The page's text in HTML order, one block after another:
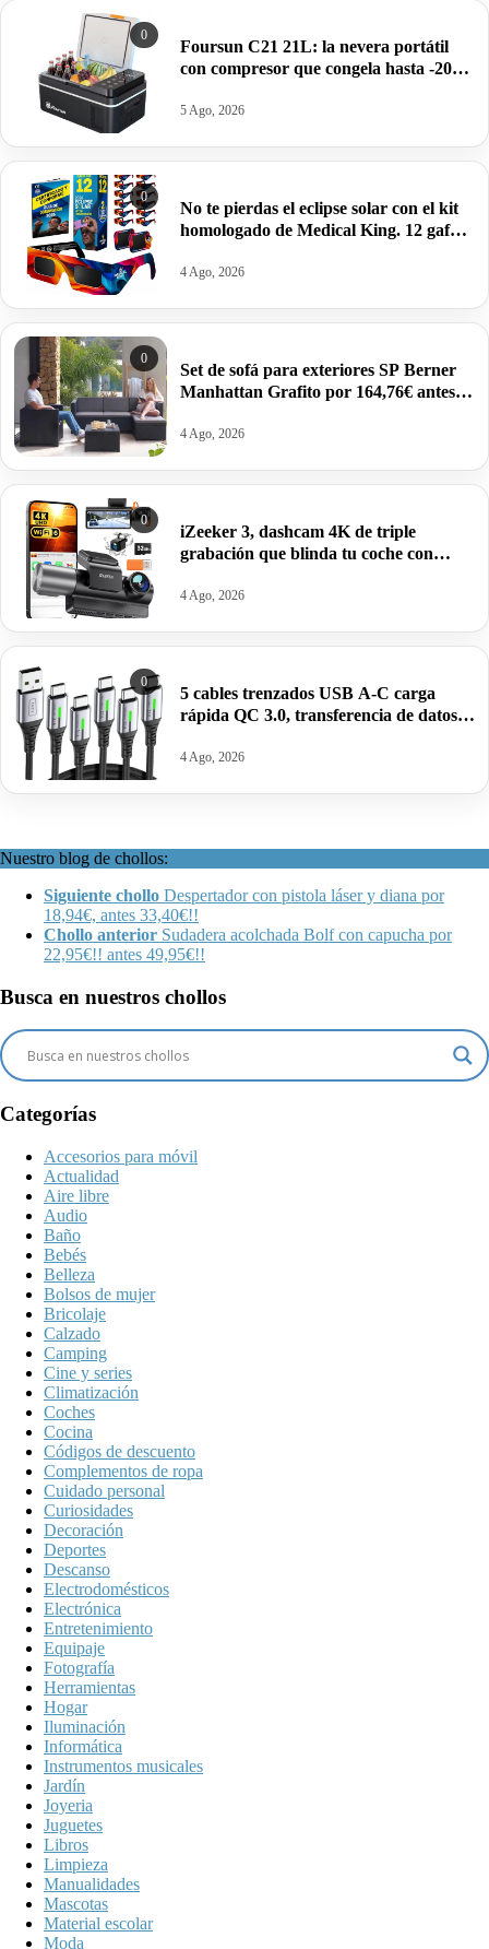
0
Foursun C21 21L: la nevera portátil
con compresor que congela hasta -20
5 Ago, 2026
0
No te pierdas el eclipse solar con el kit
homologado de Medical King. 12 gafas
4 Ago, 2026
0
Set de sofá para exteriores SP Berner
Manhattan Grafito por 164,76€ antes
4 Ago, 2026
0
iZeeker 3, dashcam 4K de triple
grabación que blinda tu coche con
99,99€.
4 Ago, 2026
0
5 cables trenzados USB A-C carga
rápida QC 3.0, transferencia de datos a
4 Ago, 2026
Nuestro blog de chollos:
Siguiente chollo Despertador con pistola láser y diana por
18,94€, antes 33,40€!!
Chollo anterior Sudadera acolchada Bolf con capucha por
22,95€!! antes 49,95€!!
Busca en nuestros chollos
Categorías
Accesorios para móvil
Actualidad
Aire libre
Audio
Baño
Bebés
Belleza
Bolsos de mujer
Bricolaje
Calzado
Camping
Cine y series
Climatización
Coches
Cocina
Códigos de descuento
Complementos de ropa
Cuidado personal
Curiosidades
Decoración
Deportes
Descanso
Electrodomésticos
Electrónica
Entretenimiento
Equipaje
Fotografía
Herramientas
Hogar
Iluminación
Informática
Instrumentos musicales
Jardín
Joyeria
Juguetes
Libros
Limpieza
Manualidades
Mascotas
Material escolar
Moda